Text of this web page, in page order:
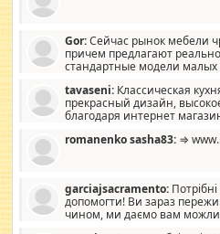
Gor:Сейчас рынок мебели
причем предлагают
стандартные модели малых
стандартные формы, в MebelOk,
со вкусом все в порядке, без
мебель, а это не последний
tavaseni: Классическая
прекрасный дизайн,
благодаря интернет
romanenko sasha83: ⇒
garciajsacramento:
допомогти! Ви зараз
чином, ми даємо вам